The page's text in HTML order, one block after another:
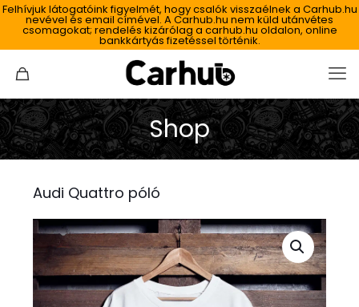
Felhívjuk látogatóink figyelmét, hogy csalók visszaélnek a Carhub.hu
nevével és email címével. A Carhub.hu nem küld utánvétes
csomagokat; rendelés kizárólag a carhub.hu oldalon, online
bankkártyás fizetéssel történik.
Shop
Audi Quattro póló